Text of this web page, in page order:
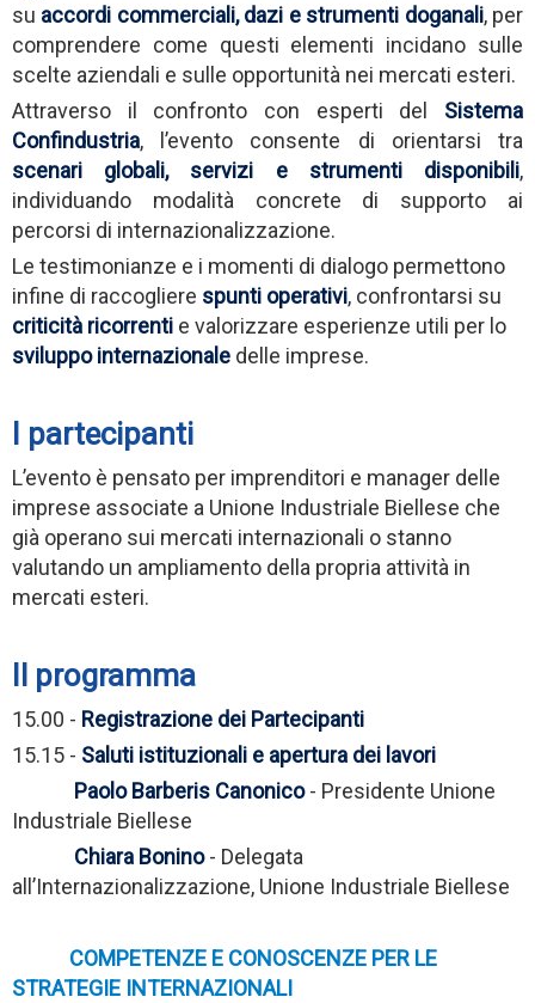
su accordi commerciali, dazi e strumenti doganali, per
comprendere come questi elementi incidano sulle
scelte aziendali e sulle opportunità nei mercati esteri.
Attraverso il confronto con esperti del Sistema
Confindustria, l’evento consente di orientarsi tra
scenari globali, servizi e strumenti disponibili,
individuando modalità concrete di supporto ai
percorsi di internazionalizzazione.
Le testimonianze e i momenti di dialogo permettono
infine di raccogliere spunti operativi, confrontarsi su
criticità ricorrenti e valorizzare esperienze utili per lo
sviluppo internazionale delle imprese.
I partecipanti
L’evento è pensato per imprenditori e manager delle
imprese associate a Unione Industriale Biellese che
già operano sui mercati internazionali o stanno
valutando un ampliamento della propria attività in
mercati esteri.
Il programma
15.00 - Registrazione dei Partecipanti
15.15 - Saluti istituzionali e apertura dei lavori
Paolo Barberis Canonico- Presidente Unione
Industriale Biellese
Chiara Bonino- Delegata
all’Internazionalizzazione, Unione Industriale Biellese
COMPETENZE E CONOSCENZE PER LE
STRATEGIE INTERNAZIONALI